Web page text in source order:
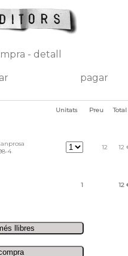
- detall
pagar
Unitats Preu Total
4
12 12
1 12